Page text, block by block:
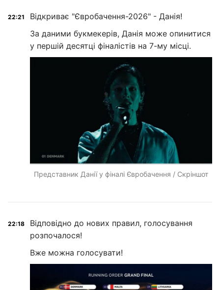
22:21
Відкриває "Євробачення-2026" - Данія!
За даними букмекерів, Данія може опинитися
у першій десятці фіналістів на 7-му місці.
Представник Данії у фіналі Євробачення / Скріншот
22:18
Відповідно до нових правил, голосування
розпочалося!
Вже можна голосувати!